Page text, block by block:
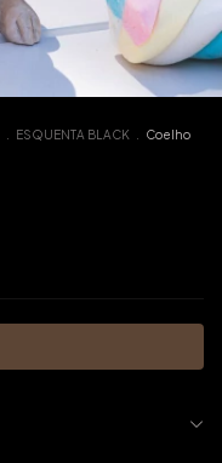
ESQUENTA BLACK
Coelho